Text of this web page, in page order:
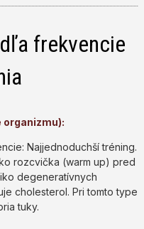
frekvencie
organizmu):
Najjednoduchší tréning.
rozcvička (warm up) pred
degeneratívnych
cholesterol. Pri tomto type
tuky.